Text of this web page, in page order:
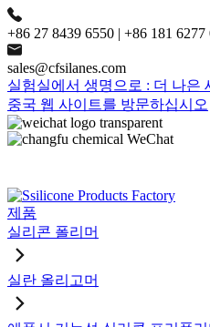
+86 27 8439 6550 | +86 181 6277
sales@cfsilanes.com
실험실에서 생명으로 : 더 나은
중국 웹 사이트를 방문하십시오
제품
실리콘 폴리머
실란 올리고머